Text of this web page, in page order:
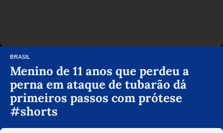
BRASIL
Menino de 11 anos que perdeu a
perna em ataque de tubarão dá
primeiros passos com prótese
#shorts